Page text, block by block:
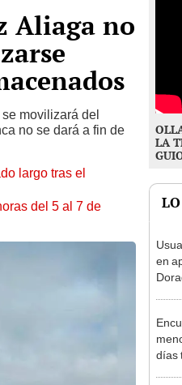
Aliaga no
se movilizará del
no se dará a fin de
largo tras el
del 5 al 7 de
LA
en
días